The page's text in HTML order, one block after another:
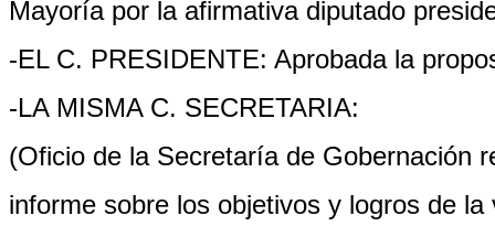
Mayoría por la afirmativa diputado
-EL C. PRESIDENTE: Aprobada la
-LA MISMA C. SECRETARIA:
(Oficio de la Secretaría de Gobernación
informe sobre los objetivos y logros de la